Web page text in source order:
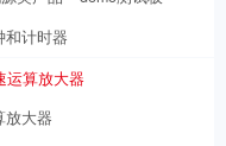
和计时器
运算放大器
放大器